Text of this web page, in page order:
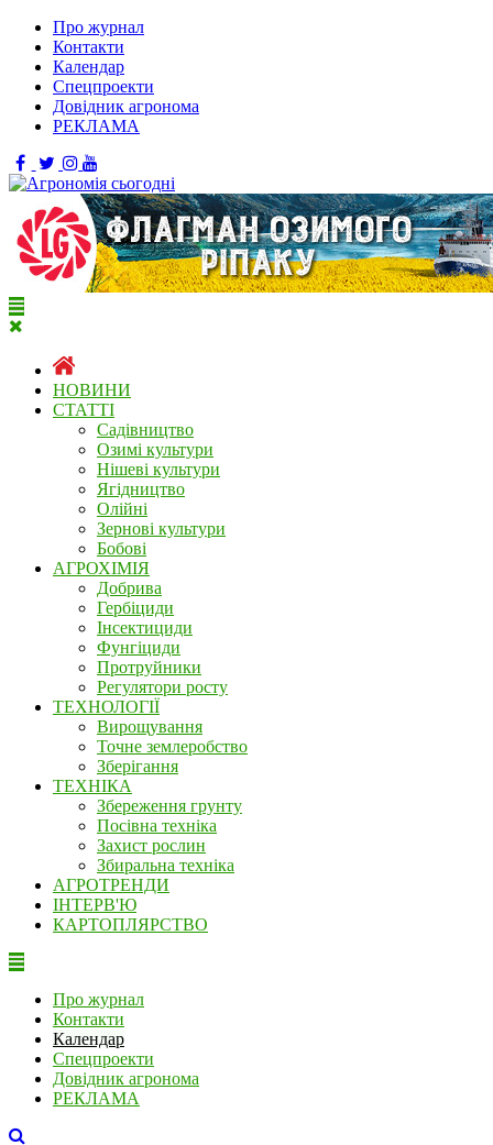
Про журнал
Контакти
Календар
Спецпроекти
Довідник агронома
РЕКЛАМА
НОВИНИ
СТАТТІ
Садівництво
Озимі культури
Нішеві культури
Ягідництво
Олійні
Зернові культури
Бобові
АГРОХІМІЯ
Добрива
Гербіциди
Інсектициди
Фунгіциди
Протруйники
Регулятори росту
ТЕХНОЛОГІЇ
Вирощування
Точне землеробство
Зберігання
ТЕХНІКА
Збереження грунту
Посівна техніка
Захист рослин
Збиральна техніка
АГРОТРЕНДИ
ІНТЕРВ'Ю
КАРТОПЛЯРСТВО
Про журнал
Контакти
Календар
Спецпроекти
Довідник агронома
РЕКЛАМА